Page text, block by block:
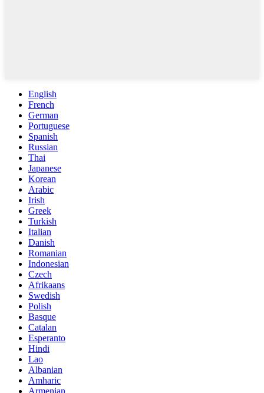
English
French
German
Portuguese
Spanish
Russian
Thai
Japanese
Korean
Arabic
Irish
Greek
Turkish
Italian
Danish
Romanian
Indonesian
Czech
Afrikaans
Swedish
Polish
Basque
Catalan
Esperanto
Hindi
Lao
Albanian
Amharic
Armenian